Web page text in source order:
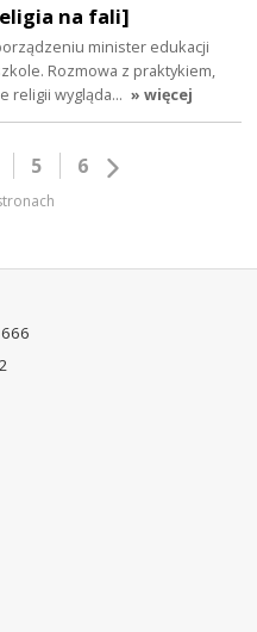
na fali]
minister edukacji
Rozmowa z praktykiem,
religii wygląda… » więcej
5 6